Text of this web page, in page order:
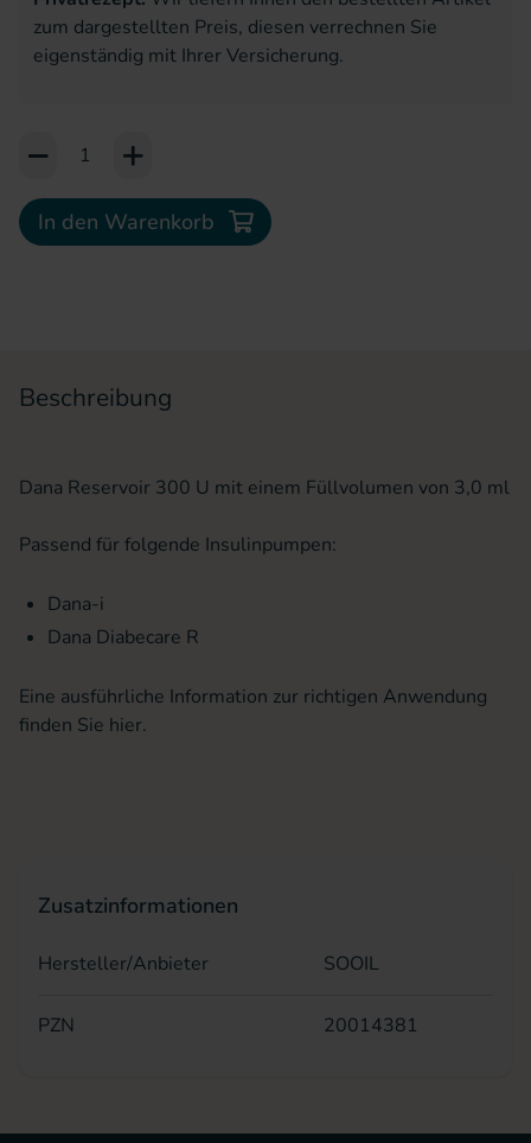
zum dargestellten Preis, diesen verrechnen Sie
eigenständig mit Ihrer Versicherung.
Add to Cart or Wish List
In den Warenkorb
Beschreibung
Dana Reservoir 300 U mit einem Füllvolumen von 3,0 ml
Passend für folgende Insulinpumpen:
Dana-i
Dana Diabecare R
Eine ausführliche Information zur richtigen Anwendung
finden Sie hier.
Zusatzinformationen
Hersteller/Anbieter SOOIL
PZN 20014381